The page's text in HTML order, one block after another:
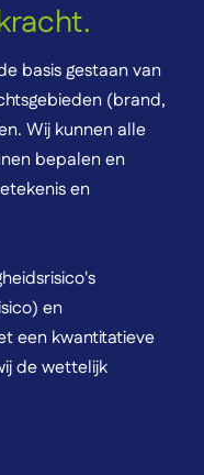
basis gestaan van
(brand,
Wij kunnen alle
bepalen en
en
en
een kwantitatieve
de wettelijk